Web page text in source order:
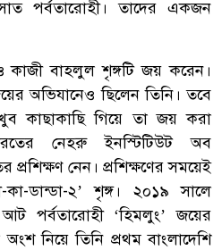
পর্বতারোহী। তাদের একজন
কাজী বাহলুল শৃঙ্গটি জয় করেন।
অভিযানেও ছিলেন তিনি। তবে
কাছাকাছি গিয়ে তা জয় করা
নেহরু ইনস্টিটিউট অব
প্রশিক্ষণ নেন। প্রশিক্ষণের সময়েই
ডান্ডা-২’ শৃঙ্গ। ২০১৯ সালে
পর্বতারোহী ‘হিমলুং’ জয়ের
নিয়ে তিনি প্রথম বাংলাদেশি